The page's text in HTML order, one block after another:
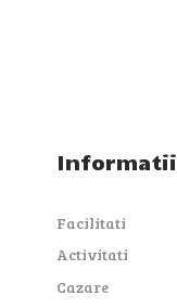
Informatii
Facilitati
Activitati
Cazare